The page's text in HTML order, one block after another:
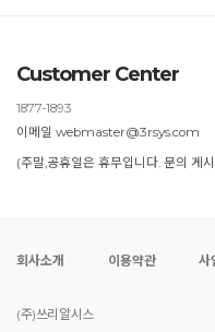
Customer Center
1877-1893
이메일 webmaster@3rsys.com
(주말,공휴일은 휴무입니다. 문의 게
회사소개 이용약관 사
(주)쓰리알시스